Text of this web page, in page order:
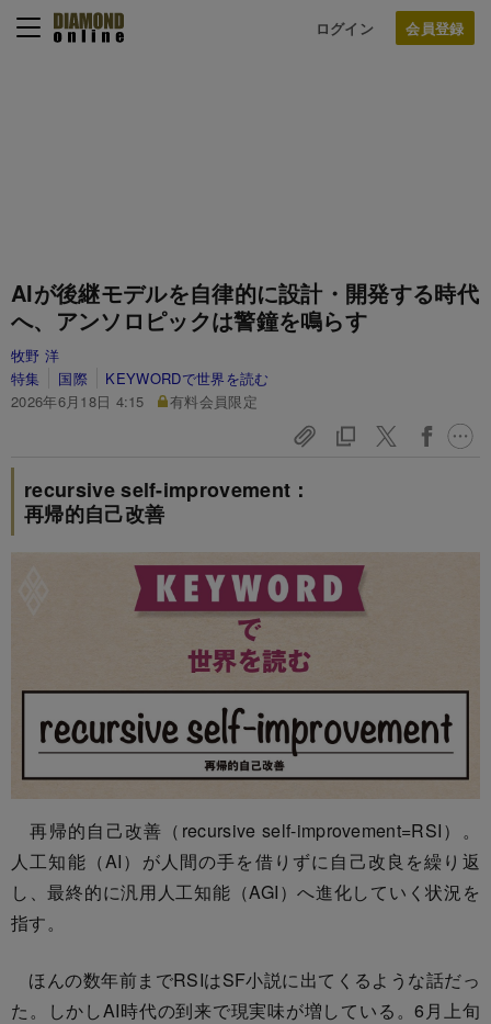
ログイン
AIが後継モデルを自律的に設計・開発する時代
へ、アンソロピックは警鐘を鳴らす
牧野 洋
特集
国際
KEYWORDで世界を読む
2026年6月18日 4:15
有料会員限定
recursive self-improvement：
再帰的自己改善
再帰的自己改善（recursive self-improvement=RSI）。
人工知能（AI）が人間の手を借りずに自己改良を繰り返
し、最終的に汎用人工知能（AGI）へ進化していく状況を
指す。
ほんの数年前までRSIはSF小説に出てくるような話だっ
た。しかしAI時代の到来で現実味が増している。6月上旬